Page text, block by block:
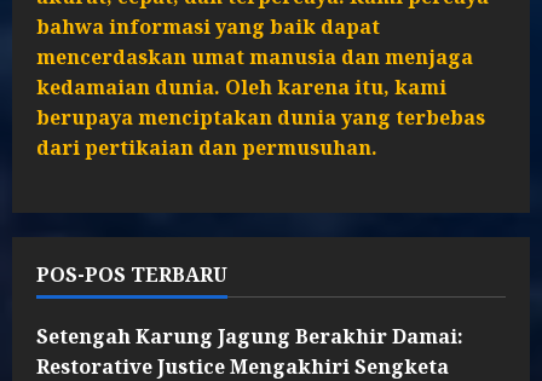
bahwa informasi yang baik dapat
mencerdaskan umat manusia dan menjaga
kedamaian dunia. Oleh karena itu, kami
berupaya menciptakan dunia yang terbebas
dari pertikaian dan permusuhan.
POS-POS TERBARU
Setengah Karung Jagung Berakhir Damai:
Restorative Justice Mengakhiri Sengketa